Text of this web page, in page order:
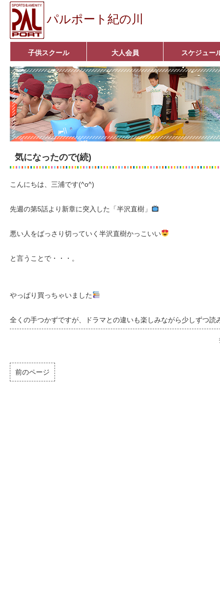
パルポート紀の川
子供スクール
ベビーコース
幼児コース
小学生コース
育成コース
選手コース
キッズパーク(体操教室)
子どもダンス教室
■入会案内■
大人会員
アクア悠々クラブ
いきいきコース
■入会案内■
スケジュー
気になったので(続)
こんにちは、三浦です(^o^)
先週の第5話より新章に突入した「半沢直樹」
悪い人をばっさり切っていく半沢直樹かっこいい
と言うことで・・・。
やっぱり買っちゃいました
全くの手つかずですが、ドラマとの違いも楽しみながら少しずつ読
前のページ